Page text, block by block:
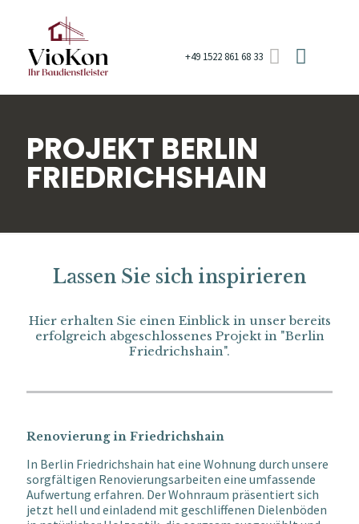
+49 1522 861 68 33
PROJEKT BERLIN
FRIEDRICHSHAIN
Lassen Sie sich inspirieren
Hier erhalten Sie einen Einblick in unser bereits
erfolgreich abgeschlossenes Projekt in "Berlin
Friedrichshain".
Renovierung in Friedrichshain
In Berlin Friedrichshain hat eine Wohnung durch unsere
sorgfältigen Renovierungsarbeiten eine umfassende
Aufwertung erfahren. Der Wohnraum präsentiert sich
jetzt hell und einladend mit geschliffenen Dielenböden